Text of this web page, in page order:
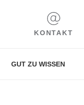
KONTAKT
GUT ZU WISSEN